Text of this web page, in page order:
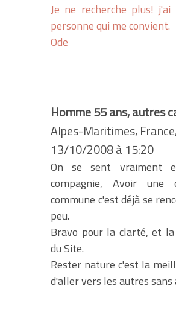
Je ne recherche plus!
personne qui me convient.
Ode
Homme 55 ans, autres
Alpes-Maritimes,
13/10/2008 à 15:20
On se sent vraiment
compagnie, Avoir une
commune c'est déjà se
peu.
Bravo pour la clarté, et
du Site.
Rester nature c'est la
d'aller vers les autres sans